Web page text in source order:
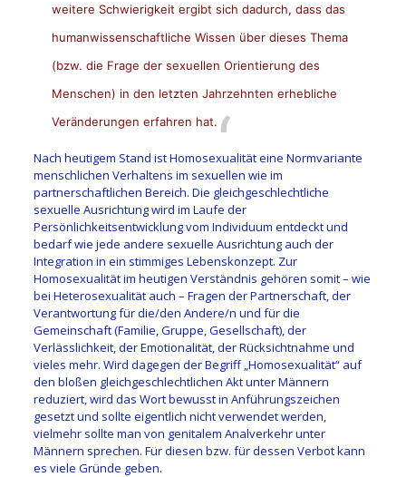
weitere Schwierigkeit ergibt sich dadurch, dass das
humanwissenschaftliche Wissen über dieses Thema
(bzw. die Frage der sexuellen Orientierung des
Menschen) in den letzten Jahrzehnten erhebliche
Veränderungen erfahren hat.
Nach heutigem Stand ist Homosexualität eine Normvariante
menschlichen Verhaltens im sexuellen wie im
partnerschaftlichen Bereich. Die gleichgeschlechtliche
sexuelle Ausrichtung wird im Laufe der
Persönlichkeitsentwicklung vom Individuum entdeckt und
bedarf wie jede andere sexuelle Ausrichtung auch der
Integration in ein stimmiges Lebenskonzept. Zur
Homosexualität im heutigen Verständnis gehören somit – wie
bei Heterosexualität auch – Fragen der Partnerschaft, der
Verantwortung für die/den Andere/n und für die
Gemeinschaft (Familie, Gruppe, Gesellschaft), der
Verlässlichkeit, der Emotionalität, der Rücksichtnahme und
vieles mehr. Wird dagegen der Begriff „Homosexualität“ auf
den bloßen gleichgeschlechtlichen Akt unter Männern
reduziert, wird das Wort bewusst in Anführungszeichen
gesetzt und sollte eigentlich nicht verwendet werden,
vielmehr sollte man von genitalem Analverkehr unter
Männern sprechen. Für diesen bzw. für dessen Verbot kann
es viele Gründe geben.